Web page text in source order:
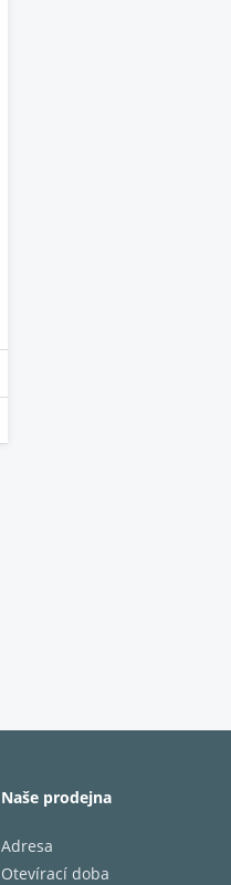
Naše prodejna
Adresa
Otevírací doba